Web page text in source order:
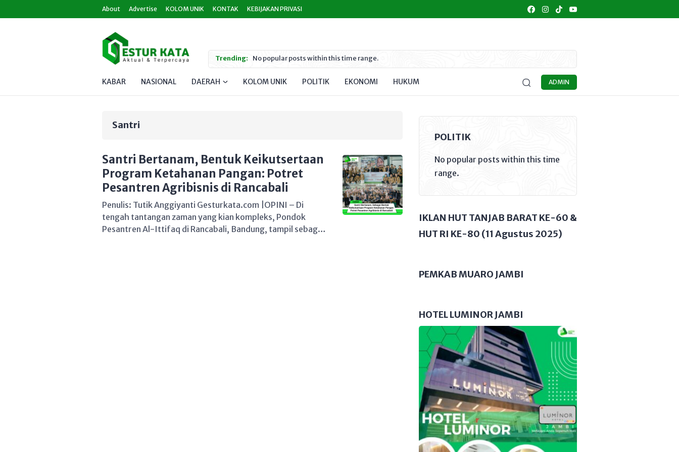
About Advertise KOLOM UNIK KONTAK KEBIJAKAN PRIVASI
Trending: No popular posts within this time range.
ADMIN
KABAR NASIONAL DAERAH KOLOM UNIK POLITIK EKONOMI HUKUM UMKM
Santri
Santri Bertanam, Bentuk Keikutsertaan
Program Ketahanan Pangan: Potret
Pesantren Agribisnis di Rancabali
Penulis: Tutik Anggiyanti Gesturkata.com |OPINI – Di
tengah tantangan zaman yang kian kompleks, Pondok
Pesantren Al-Ittifaq di Rancabali, Bandung, tampil sebagai
POLITIK
No popular posts within this time
range.
IKLAN HUT TANJAB BARAT KE-60 &
HUT RI KE-80 (11 Agustus 2025)
PEMKAB MUARO JAMBI
HOTEL LUMINOR JAMBI